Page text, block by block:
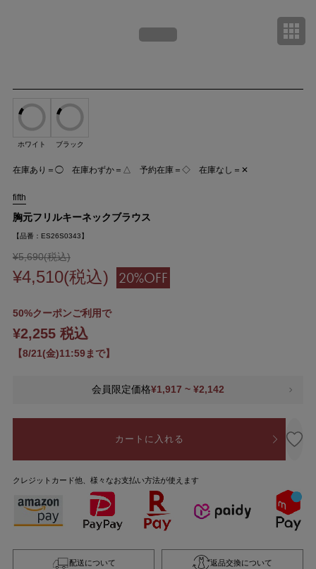
ホワイト ブラック
在庫あり＝◯ 在庫わずか＝△ 予約在庫＝◇ 在庫なし＝✕
fifth
胸元フリルキーネックブラウス
【品番：ES26S0343】
¥5,690(税込)
¥4,510(税込) 20%OFF
50%クーポンご利用で
¥2,255 税込
【8/21(金)11:59まで】
会員限定価格¥1,917 ~ ¥2,142
カートに入れる
クレジットカード他、様々なお支払い方法が使えます
配送について 返品交換について